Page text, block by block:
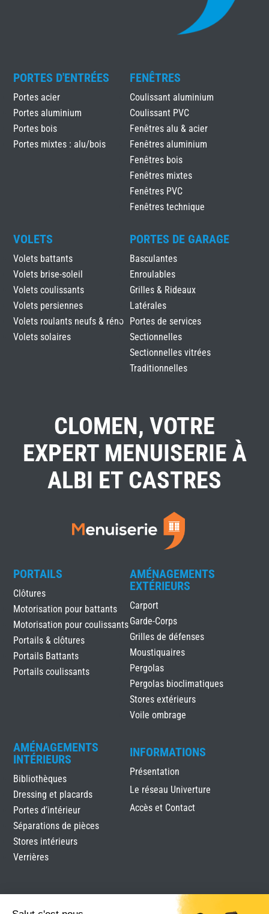
PORTES D'ENTRÉES
Portes acier
Portes aluminium
Portes bois
Portes mixtes : alu/bois
FENÊTRES
Coulissant aluminium
Coulissant PVC
Fenêtres alu & acier
Fenêtres aluminium
Fenêtres bois
Fenêtres mixtes
Fenêtres PVC
Fenêtres technique
VOLETS
Volets battants
Volets brise-soleil
Volets coulissants
Volets persiennes
Volets roulants neufs & réno
Volets solaires
PORTES DE GARAGE
Basculantes
Enroulables
Grilles & Rideaux
Latérales
Portes de services
Sectionnelles
Sectionnelles vitrées
Traditionnelles
CLOMEN, VOTRE
EXPERT MENUISERIE À
ALBI ET CASTRES
PORTAILS
Clôtures
Motorisation pour battants
Motorisation pour coulissants
Portails & clôtures
Portails Battants
Portails coulissants
AMÉNAGEMENTS
EXTÉRIEURS
Carport
Garde-Corps
Grilles de défenses
Moustiquaires
Pergolas
Pergolas bioclimatiques
Stores extérieurs
Voile ombrage
AMÉNAGEMENTS
INTÉRIEURS
Bibliothèques
Dressing et placards
Portes d’intérieur
Séparations de pièces
Stores intérieurs
Verrières
INFORMATIONS
Présentation
Le réseau Univerture
Accès et Contact